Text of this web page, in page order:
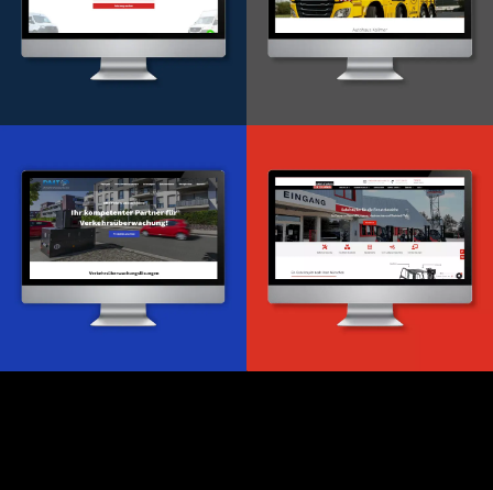
WordPress Entwicklung
Webdesign & -entwicklung